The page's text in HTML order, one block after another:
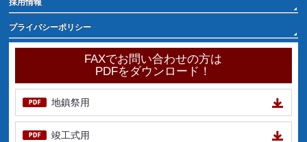
プライバシーポリシー
FAXでお問い合わせの方は
PDFをダウンロード！
地鎮祭用
竣工式用